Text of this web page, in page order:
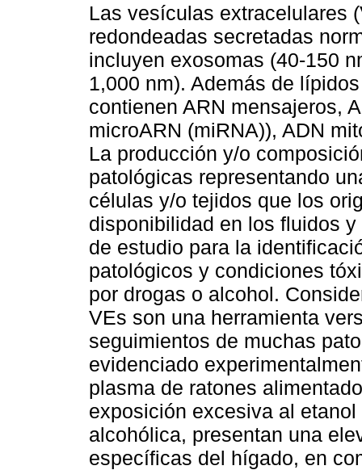
Las vesículas extracelulares
redondeadas secretadas
incluyen exosomas (40-150
1,000 nm). Además de
contienen ARN mensajeros,
microARN (miRNA)), ADN
La producción y/o
patológicas representando
células y/o tejidos que los
disponibilidad en los fluidos
de estudio para la
patológicos y condiciones
por drogas o alcohol.
VEs son una herramienta
seguimientos de muchas
evidenciado
plasma de ratones
exposición excesiva al etanol
alcohólica, presentan una
específicas del hígado, en